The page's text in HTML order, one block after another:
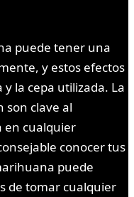
puede tener una
y estos efectos
la cepa utilizada. La
son clave al
en cualquier
conocer tus
puede
de tomar cualquier